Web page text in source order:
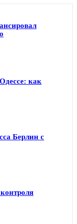
как
Берлин с